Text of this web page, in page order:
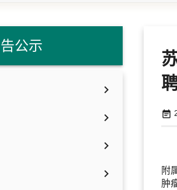
公示





附
肿